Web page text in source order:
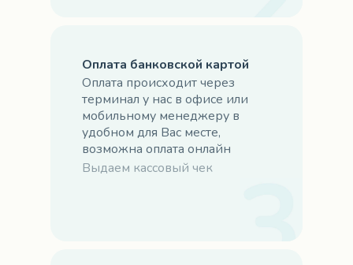
Оплата банковской картой
Оплата происходит через
терминал у нас в офисе или
мобильному менеджеру в
удобном для Вас месте,
возможна оплата онлайн
Выдаем кассовый чек